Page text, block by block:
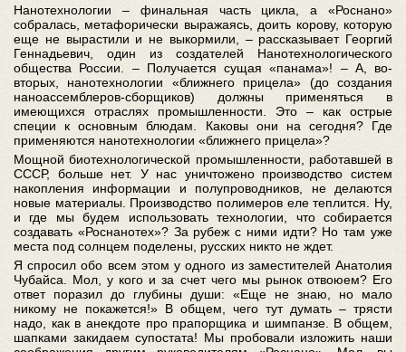
Нанотехнологии – финальная часть цикла, а «Роснано»
собралась, метафорически выражаясь, доить корову, которую
еще не вырастили и не выкормили, – рассказывает Георгий
Геннадьевич, один из создателей Нанотехнологического
общества России. – Получается сущая «панама»! – А, во-
вторых, нанотехнологии «ближнего прицела» (до создания
наноассемблеров-сборщиков) должны применяться в
имеющихся отраслях промышленности. Это – как острые
специи к основным блюдам. Каковы они на сегодня? Где
применяются нанотехнологии «ближнего прицела»?
Мощной биотехнологической промышленности, работавшей в
СССР, больше нет. У нас уничтожено производство систем
накопления информации и полупроводников, не делаются
новые материалы. Производство полимеров еле теплится. Ну,
и где мы будем использовать технологии, что собирается
создавать «Роснанотех»? За рубеж с ними идти? Но там уже
места под солнцем поделены, русских никто не ждет.
Я спросил обо всем этом у одного из заместителей Анатолия
Чубайса. Мол, у кого и за счет чего мы рынок отвоюем? Его
ответ поразил до глубины души: «Еще не знаю, но мало
никому не покажется!» В общем, чего тут думать – трясти
надо, как в анекдоте про прапорщика и шимпанзе. В общем,
шапками закидаем супостата! Мы пробовали изложить наши